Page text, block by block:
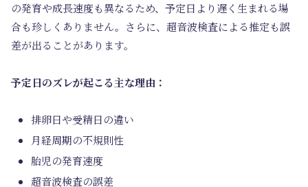
の発育や成長速度も異なるため、予定日より遅く生まれる場
合も珍しくありません。さらに、超音波検査による推定も誤
差が出ることがあります。
予定日のズレが起こる主な理由：
排卵日や受精日の違い
月経周期の不規則性
胎児の発育速度
超音波検査の誤差